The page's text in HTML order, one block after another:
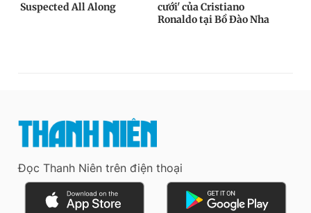
Đọc Thanh Niên trên điện thoại